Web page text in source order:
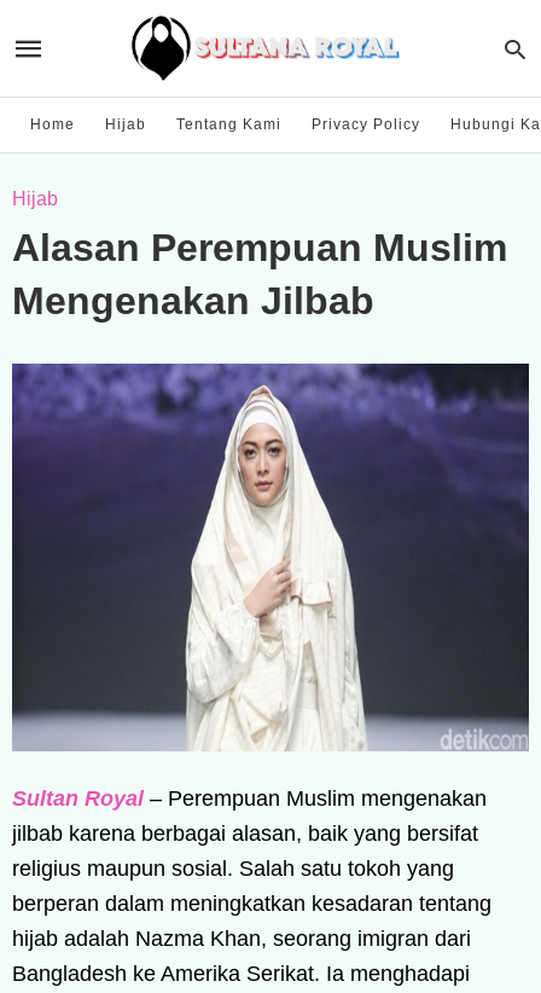
Home Hijab Tentang Kami Privacy Policy Hubungi
Hijab
Alasan Perempuan Muslim
Mengenakan Jilbab
Sultan Royal– Perempuan Muslim mengenakan
jilbab karena berbagai alasan, baik yang bersifat
religius maupun sosial. Salah satu tokoh yang
berperan dalam meningkatkan kesadaran tentang
hijab adalah Nazma Khan, seorang imigran dari
Bangladesh ke Amerika Serikat. Ia menghadapi